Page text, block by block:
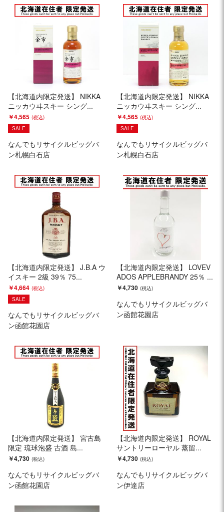
【北海道内限定発送】 NIKKA
ニッカウヰスキー シング...
￥4,565
SALE
なんでもリサイクルビッグバ
ン札幌白石店
【北海道内限定発送】 NIKKA
ニッカウヰスキー シング...
￥4,565
SALE
なんでもリサイクルビッグバ
ン札幌白石店
【北海道内限定発送】 J.B.A ウ
イスキー 2級 39％ 75...
￥4,664
SALE
なんでもリサイクルビッグバ
ン函館花園店
【北海道内限定発送】 LOVEV
ADOS APPLEBRANDY 25％ ...
￥4,730
なんでもリサイクルビッグバ
ン函館花園店
【北海道内限定発送】 宮古島
限定 琉球泡盛 古酒 島...
￥4,730
なんでもリサイクルビッグバ
ン函館花園店
【北海道内限定発送】 ROYAL
サントリーローヤル 蒸留...
￥4,730
なんでもリサイクルビッグバ
ン伊達店